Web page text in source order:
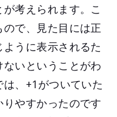
考えられます。こ
で、見た目には正
うに表示されるた
いということがわ
、+1がついていた
やすかったのです